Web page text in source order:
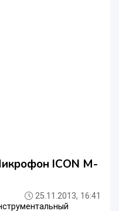
ICON M-
25.11.2013, 16:41